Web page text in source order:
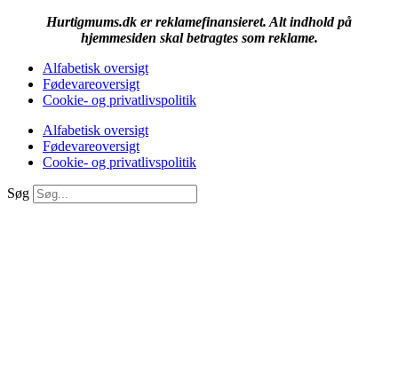
Hurtigmums.dk er reklamefinansieret. Alt indhold på
hjemmesiden skal betragtes som reklame.
Alfabetisk oversigt
Fødevareoversigt
Cookie- og privatlivspolitik
Alfabetisk oversigt
Fødevareoversigt
Cookie- og privatlivspolitik
Søg